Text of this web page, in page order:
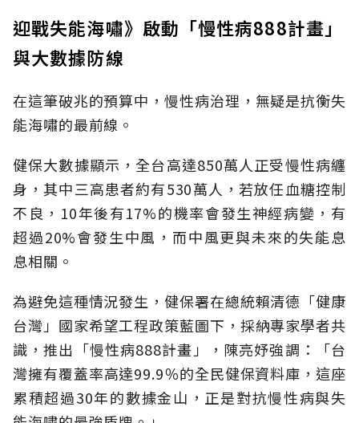
迎戰失能海嘯》啟動「慢性病888計畫」
與大數據防線
在這筆破兆的預算中，慢性病治理，無疑是抗衡失
能海嘯的最前線。
健保大數據顯示，全台高達850萬人正受慢性病纏
身，其中三高患者約有530萬人，若放任血糖控制
不良，10年後有17%的機率會發生神經病變，有
超過20%會發生中風，而中風更與未來的失能息
息相關。
為避免這種情況發生，健保署在總統賴清德「健康
台灣」國家希望工程政策藍圖下，採納專家學者共
識，推出「慢性病888計畫」，陳亮妤強調：「台
灣擁有覆蓋率高達99.9％的全民健保資料庫，這座
累積超過30年的數據金山，正是對抗慢性病與失